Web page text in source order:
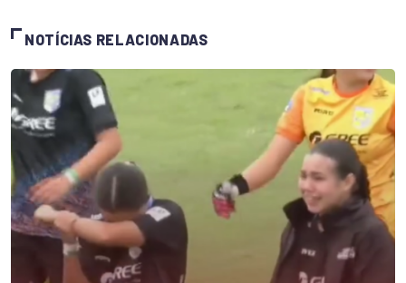
NOTÍCIAS RELACIONADAS